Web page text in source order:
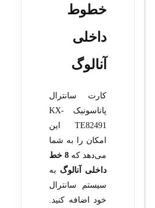
خطوط
داخلی
آنالوگ
کارت سانترال
پاناسونیک KX-
TE82491 این
امکان را به شما
می‌دهد که
8 خط
داخلی آنالوگ به
سیستم سانترال
خود اضافه کنید.